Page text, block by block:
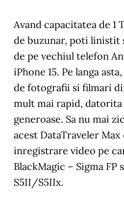
Avand capacitatea de 1
de buzunar, poti linistit
de pe vechiul telefon
iPhone 15. Pe langa
de fotografii si filmari
mult mai rapid,
generoase. Sa nu mai
acest DataTraveler Max
inregistrare video pe
BlackMagic – Sigma FP
S5II/S5IIx.